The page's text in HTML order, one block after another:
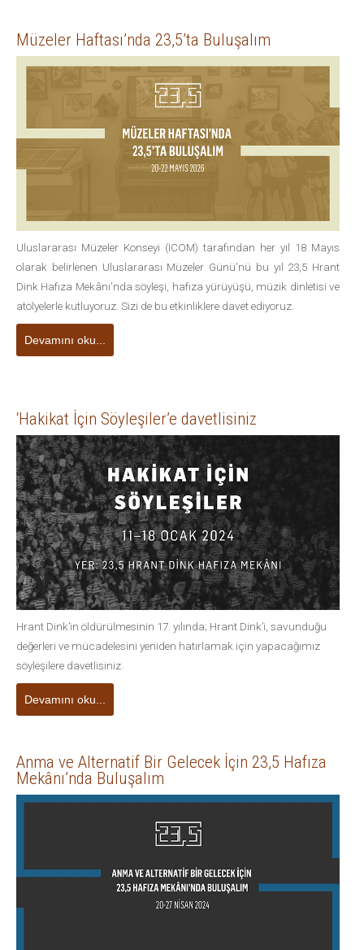
Müzeler Haftası’nda 23,5’ta Buluşalım
Uluslararası Müzeler Konseyi (ICOM) tarafından her yıl 18 Mayıs
olarak belirlenen Uluslararası Müzeler Günü'nü bu yıl 23,5 Hrant
Dink Hafıza Mekânı'nda söyleşi, hafıza yürüyüşü, müzik dinletisi ve
atölyelerle kutluyoruz. Sizi de bu etkinliklere davet ediyoruz.
Devamını oku...
‘Hakikat İçin Söyleşiler’e davetlisiniz
Hrant Dink’in öldürülmesinin 17. yılında; Hrant Dink’i, savunduğu
değerleri ve mücadelesini yeniden hatırlamak için yapacağımız
söyleşilere davetlisiniz.
Devamını oku...
Anma ve Alternatif Bir Gelecek İçin 23,5 Hafıza
Mekânı’nda Buluşalım